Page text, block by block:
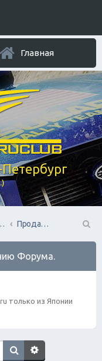
Главная
платной РЕКЛАМЫ.
Продажа товара Населению Форума.
П
Форума.
только из Японии